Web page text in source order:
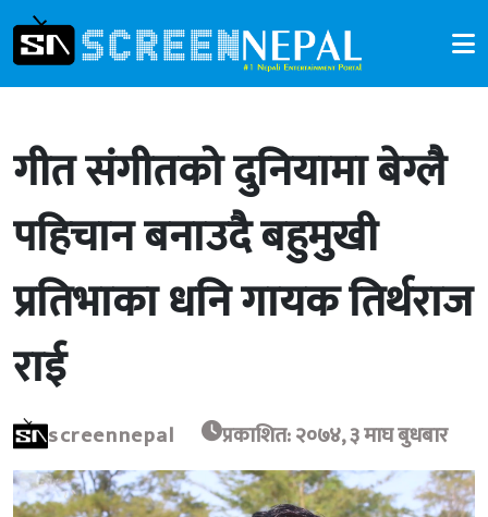
गीत संगीतको दुनियामा बेग्लै
पहिचान बनाउदै बहुमुखी
प्रतिभाका धनि गायक तिर्थराज
राई
screennepal प्रकाशित: २०७४, ३ माघ बुधबार